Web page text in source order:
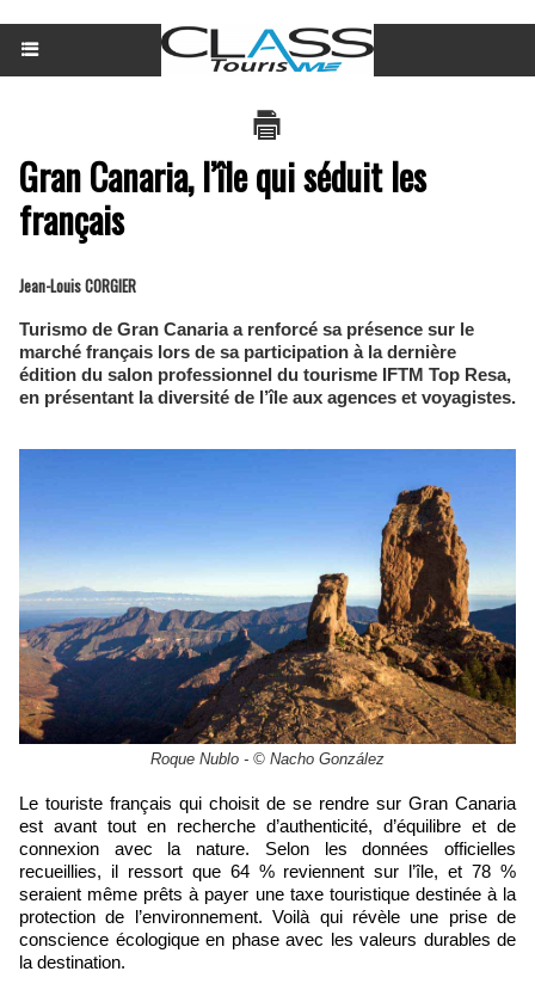
Gran Canaria, l’île qui séduit les
français
Jean-Louis CORGIER
Turismo de Gran Canaria a renforcé sa présence sur le
marché français lors de sa participation à la dernière
édition du salon professionnel du tourisme IFTM Top Resa,
en présentant la diversité de l’île aux agences et voyagistes.
Roque Nublo - © Nacho González
Le touriste français qui choisit de se rendre sur Gran Canaria
est avant tout en recherche d’authenticité, d’équilibre et de
connexion avec la nature. Selon les données officielles
recueillies, il ressort que 64 % reviennent sur l’île, et 78 %
seraient même prêts à payer une taxe touristique destinée à la
protection de l’environnement. Voilà qui révèle une prise de
conscience écologique en phase avec les valeurs durables de
la destination.